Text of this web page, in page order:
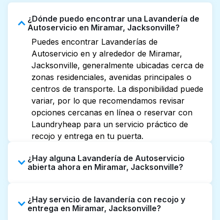
¿Dónde puedo encontrar una Lavandería de
Autoservicio en Miramar, Jacksonville?
Puedes encontrar Lavanderías de
Autoservicio en y alrededor de Miramar,
Jacksonville, generalmente ubicadas cerca de
zonas residenciales, avenidas principales o
centros de transporte. La disponibilidad puede
variar, por lo que recomendamos revisar
opciones cercanas en línea o reservar con
Laundryheap para un servicio práctico de
recojo y entrega en tu puerta.
¿Hay alguna Lavandería de Autoservicio
abierta ahora en Miramar, Jacksonville?
Miramar tienen horarios extendidos, pero no
todas abren hasta tarde o 24/7. Revisar
¿Hay servicio de lavandería con recojo y
entrega en Miramar, Jacksonville?